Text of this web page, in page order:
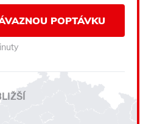
POPTÁVKU